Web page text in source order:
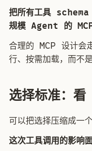
把所有工具 schema
规模 Agent 的 MCP
合理的 MCP 设计会
行、按需加载，而不
选择标准：
可以把选择压缩成一个
这次工具调用的影响